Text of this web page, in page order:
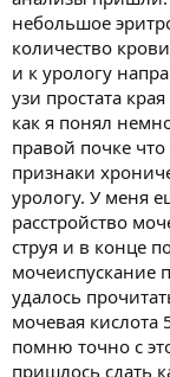
небольшое
количество
и к урологу
узи простата
как я понял
правой почке
признаки
урологу. У меня
расстройство
струя и в конце
мочеиспускание
удалось
мочевая кислота
помню точно с
пришлось сдать